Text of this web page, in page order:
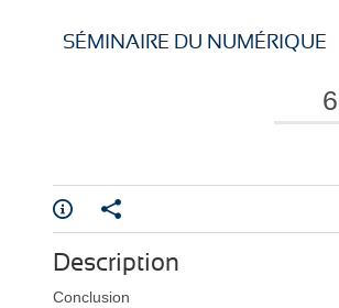
i
r
i
r
SÉMINAIRE DU NUMÉRIQUE
Description
Conclusion